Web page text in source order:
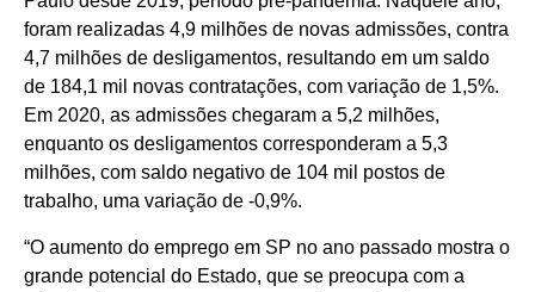
foram realizadas 4,9 milhões de novas admissões, contra
4,7 milhões de desligamentos, resultando em um saldo
de 184,1 mil novas contratações, com variação de 1,5%.
Em 2020, as admissões chegaram a 5,2 milhões,
enquanto os desligamentos corresponderam a 5,3
milhões, com saldo negativo de 104 mil postos de
trabalho, uma variação de -0,9%.
“O aumento do emprego em SP no ano passado mostra o
grande potencial do Estado, que se preocupa com a